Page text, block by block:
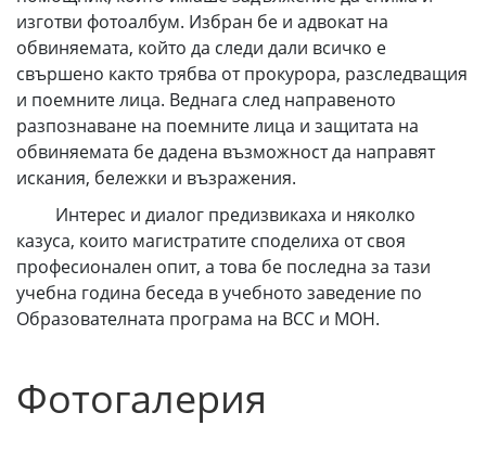
изготви фотоалбум. Избран бе и адвокат на
обвиняемата, който да следи дали всичко е
свършено както трябва от прокурора, разследващия
и поемните лица. Веднага след направеното
разпознаване на поемните лица и защитата на
обвиняемата бе дадена възможност да направят
искания, бележки и възражения.
Интерес и диалог предизвикаха и няколко
казуса, които магистратите споделиха от своя
професионален опит, а това бе последна за тази
учебна година беседа в учебното заведение по
Образователната програма на ВСС и МОН.
Фотогалерия